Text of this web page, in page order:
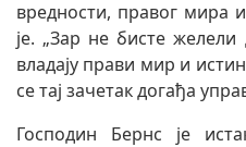
вредности, правог мира
је. „Зар не бисте
владају прави мир и
се тај зачетак догађа
Господин Бернс је